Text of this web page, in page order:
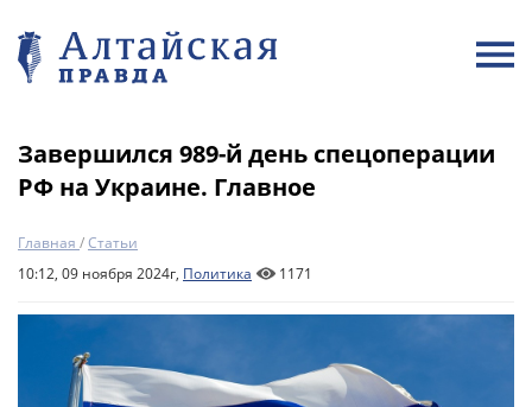
Завершился 989-й день спецоперации
РФ на Украине. Главное
Главная /Статьи
10:12, 09 ноября 2024г, Политика 1171